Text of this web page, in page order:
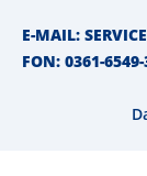
E-MAIL:
FON: 0361-